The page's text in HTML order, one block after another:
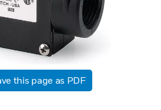
this page as PDF